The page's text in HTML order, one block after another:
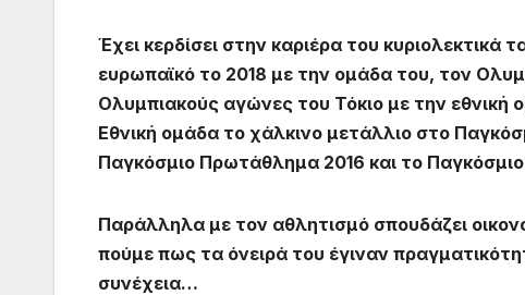
Έχει κερδίσει στην καριέρα του
ευρωπαϊκό το 2018 με την ομάδα του, τον
Ολυμπιακούς αγώνες του Τόκιο με την
Εθνική ομάδα το χάλκινο μετάλλιο στο
Παγκόσμιο Πρωτάθλημα 2016 και το
Παράλληλα με τον αθλητισμό σπουδάζει
πούμε πως τα όνειρά του έγιναν
συνέχεια…